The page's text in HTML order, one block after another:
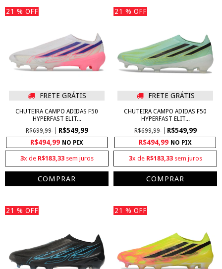
21 % OFF
FRETE GRÁTIS
CHUTEIRA CAMPO ADIDAS F50
HYPERFAST ELIT...
R$699,99
R$549,99
R$494,99 NO PIX
3x de R$183,33sem juros
COMPRAR
21 % OFF
FRETE GRÁTIS
CHUTEIRA CAMPO ADIDAS F50
HYPERFAST ELIT...
R$699,99
R$549,99
R$494,99 NO PIX
3x de R$183,33sem juros
COMPRAR
21 % OFF 21 % OFF